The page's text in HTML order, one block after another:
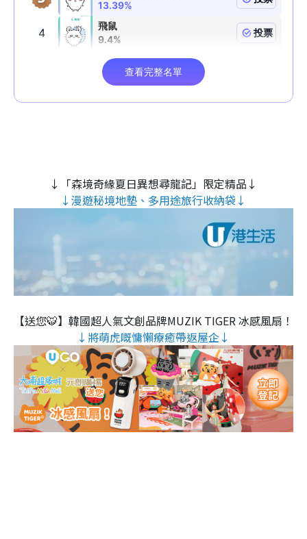
↓「森境奇緣夏日異想尋龍記」限定精品↓
↓漫遊秘境地墊、多用途旅行收納袋↓
【送您🐯】韓國超人氣文創品牌MUZIK TIGER 冰感風扇！
↓將萌虎嘅慵懶療癒帶返屋企↓